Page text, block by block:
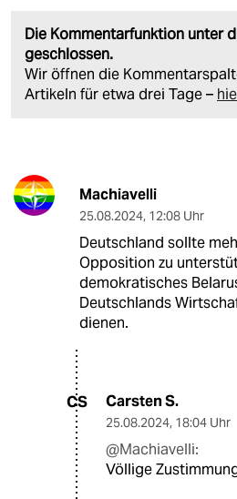
Die Kommentarfunktion unter
geschlossen.
Wir öffnen die
Artikeln für etwa drei Tage –
Machiavelli
25.08.2024, 12:08 Uhr
Deutschland sollte
Opposition zu
demokratisches
Deutschlands
dienen.
CS Carsten S.
25.08.2024, 18:04 Uhr
@Machiavelli:
Völlige